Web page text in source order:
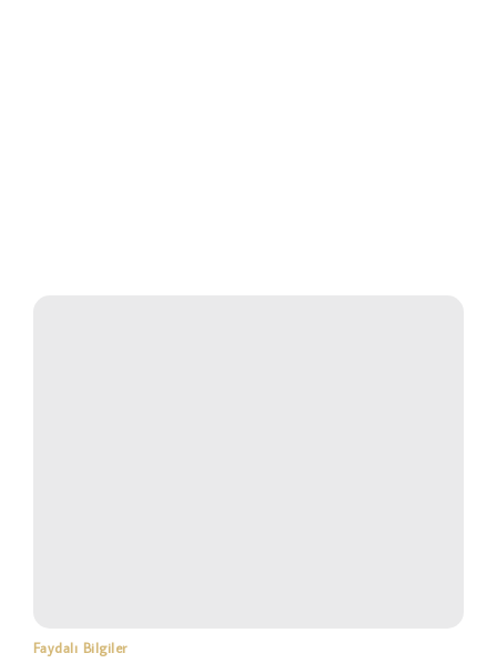
Faydalı Bilgiler